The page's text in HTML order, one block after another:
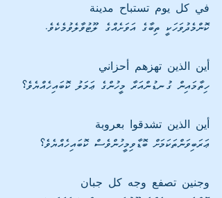
في كل يوم تستباح مدينة
ކޮންމެދުވަހަކީ ތިބާގެ އަވަށެއްގެ ލޫޓުވާލެވުމެކެވެ.
أين الذين تهزهم أحزاني
ހިތާމައިން ގުނޑުންއަރާ މީހުންގެ ޢަމަލު ކޮބައިހެއްޔެވެ؟
أين الذين تشدقوا بعروبة
ޢަރަބިވަންތަކަމަށް ބޮޑާވިމީހުންވެސް ކޮބައިހެއްޔެވެ؟
وجنين تصفع وجه كل جبان